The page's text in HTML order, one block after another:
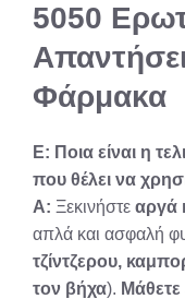
5050
Φάρμακα
Ε: Ποια είναι η
που θέλει να
Α: Ξεκινήστε αργά
απλά και ασφαλή
τζίντζερου,
τον βήχα).